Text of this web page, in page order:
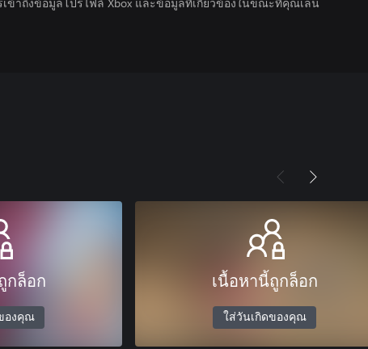
กล็อก
องคุณ
เนื้อหานี้ถูกล็อก
ใส่วันเกิดของคุณ